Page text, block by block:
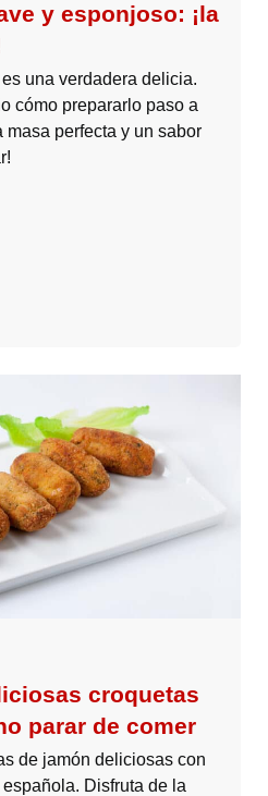
y esponjoso: ¡la
una verdadera delicia.
cómo prepararlo paso a
masa perfecta y un sabor
croquetas
parar de comer
de jamón deliciosas con
Disfruta de la